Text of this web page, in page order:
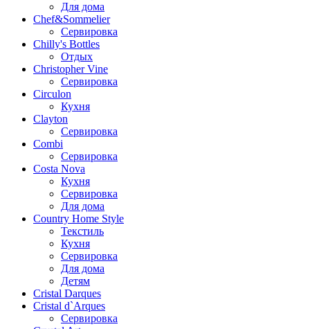
Для дома
Chef&Sommelier
Сервировка
Chilly's Bottles
Отдых
Christopher Vine
Сервировка
Circulon
Кухня
Clayton
Сервировка
Combi
Сервировка
Costa Nova
Кухня
Сервировка
Для дома
Country Home Style
Текстиль
Кухня
Сервировка
Для дома
Детям
Cristal Darques
Cristal d`Arques
Сервировка